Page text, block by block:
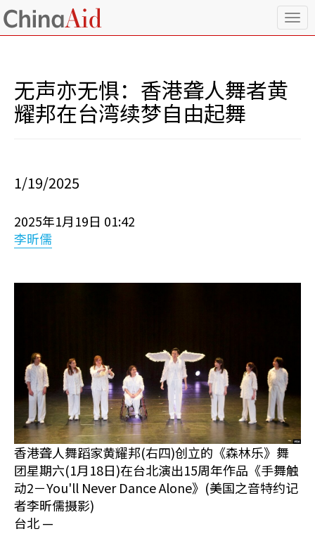
T
o
无声亦无惧：香港聋人舞者黄
耀邦在台湾续梦自由起舞
1/19/2025
2025年1月19日 01:42
李昕儒
香港聋人舞蹈家黄耀邦(右四)创立的《森林乐》舞
团星期六(1月18日)在台北演出15周年作品《手舞触
动2－You'll Never Dance Alone》(美国之音特约记
者李昕儒摄影)
台北 —